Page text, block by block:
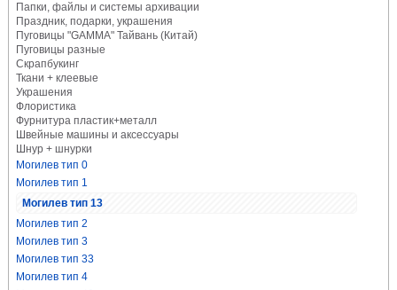
Папки, файлы и системы архивации
Праздник, подарки, украшения
Пуговицы "GAMMA" Тайвань (Китай)
Пуговицы разные
Скрапбукинг
Ткани + клеевые
Украшения
Флористика
Фурнитура пластик+металл
Швейные машины и аксессуары
Шнур + шнурки
Могилев тип 0
Могилев тип 1
Могилев тип 13
Могилев тип 2
Могилев тип 3
Могилев тип 33
Могилев тип 4